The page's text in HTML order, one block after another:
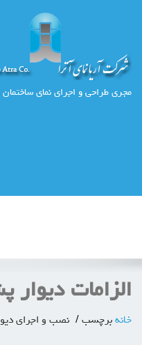
مجری طراحی و اجرای نمای
الزامات دیوار
خانه برچسب نصب و اجرای